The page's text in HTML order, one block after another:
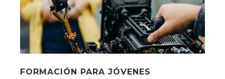
FORMACIÓN PARA JÓVENES